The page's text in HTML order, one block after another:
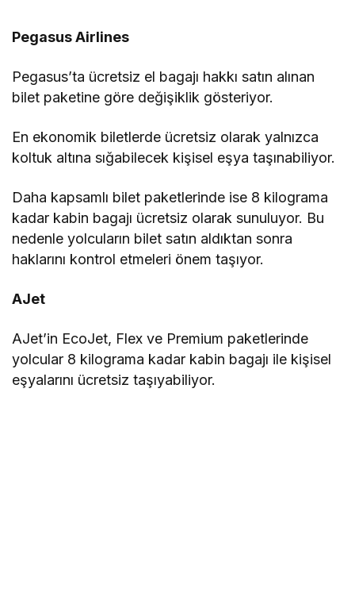
Pegasus Airlines
Pegasus’ta ücretsiz el bagajı hakkı satın alınan
bilet paketine göre değişiklik gösteriyor.
En ekonomik biletlerde ücretsiz olarak yalnızca
koltuk altına sığabilecek kişisel eşya taşınabiliyor.
Daha kapsamlı bilet paketlerinde ise 8 kilograma
kadar kabin bagajı ücretsiz olarak sunuluyor. Bu
nedenle yolcuların bilet satın aldıktan sonra
haklarını kontrol etmeleri önem taşıyor.
AJet
AJet’in EcoJet, Flex ve Premium paketlerinde
yolcular 8 kilograma kadar kabin bagajı ile kişisel
eşyalarını ücretsiz taşıyabiliyor.